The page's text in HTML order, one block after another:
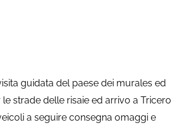
guidata del paese dei murales ed
strade delle risaie ed arrivo a Tricero
a seguire consegna omaggi e